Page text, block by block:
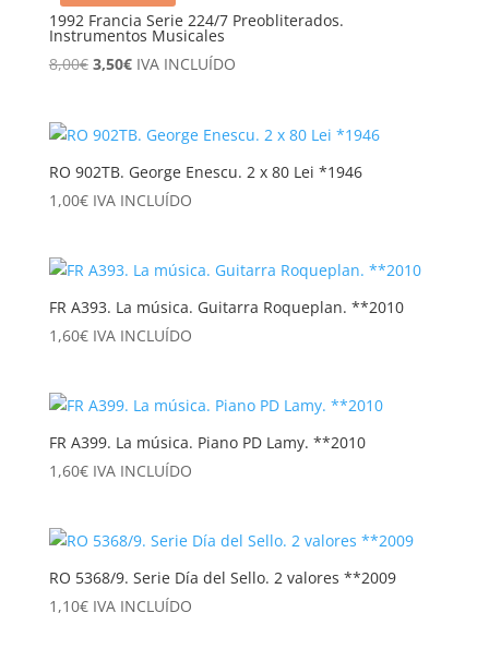
1992 Francia Serie 224/7 Preobliterados.
Instrumentos Musicales
8,00€ El
era:
8,00€.
3,50€El
es:
3,50€.
IVA INCLUÍDO
RO 902TB. George Enescu. 2 x 80 Lei *1946
1,00€ IVA INCLUÍDO
FR A393. La música. Guitarra Roqueplan. **2010
1,60€ IVA INCLUÍDO
FR A399. La música. Piano PD Lamy. **2010
1,60€ IVA INCLUÍDO
RO 5368/9. Serie Día del Sello. 2 valores **2009
1,10€ IVA INCLUÍDO